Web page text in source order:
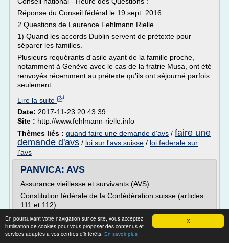
X
En poursuivant votre navigation sur ce site, vous acceptez
l'utilisation de cookies pour vous proposer des contenus et
services adaptés à vos centres d'intérêts. En savoir plus
Réponse du Conseil fédéral le 19 sept. 2016
2 Questions de Laurence Fehlmann Rielle
1) Quand les accords Dublin servent de prétexte pour
séparer les familles.
Plusieurs requérants d'asile ayant de la famille proche,
notamment à Genève avec le cas de la fratrie Musa, ont été
renvoyés récemment au prétexte qu'ils ont séjourné parfois
seulement...
Lire la suite
Date: 2017-11-23 20:43:39
Site : http://www.fehlmann-rielle.info
Thèmes liés : quand faire une demande d'avs / faire une
demande d'avs / loi sur l'avs suisse / loi federale sur
l'avs
PANVICA: AVS
Assurance vieillesse et survivants (AVS)
Constitution fédérale de la Confédération suisse (articles
111 et 112)
L'assurance vieillesse et survivants (AVS) est la principale
institution sociale en Suisse.
La rente de vieillesse doit permettre à la personne